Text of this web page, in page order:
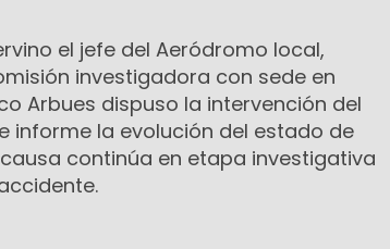
el jefe del Aeródromo local,
investigadora con sede en
Arbues dispuso la intervención del
informe la evolución del estado de
continúa en etapa investigativa